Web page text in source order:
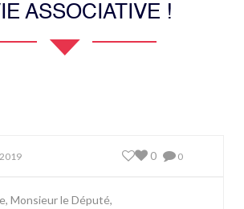
ASSOCIATIVE !
0
0
Monsieur le Député,